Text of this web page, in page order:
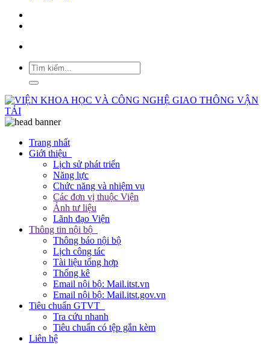
Trang nhất
Giới thiệu
Lịch sử phát triển
Năng lực
Chức năng và nhiệm vụ
Các đơn vị thuộc Viện
Ảnh tư liệu
Lãnh đạo Viện
Thông tin nội bộ
Thông báo nội bộ
Lịch công tác
Tài liệu tổng hợp
Thống kê
Email nội bộ: Mail.itst.vn
Email nội bộ: Mail.itst.gov.vn
Tiêu chuẩn GTVT
Tra cứu nhanh
Tiêu chuẩn có tệp gắn kèm
Liên hệ